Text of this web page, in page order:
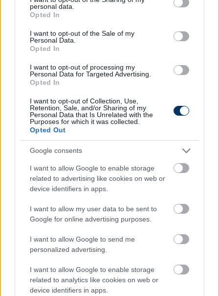
grant or deny consent to Google and its third-party tags to
use your data for below specified purposes in below Google
consent section.
personal data.
Opted In
I want to opt-out of the Sale of my
Personal Data.
Opted In
I want to opt-out of processing my
Personal Data for Targeted Advertising.
Opted In
I want to opt-out of Collection, Use,
Retention, Sale, and/or Sharing of my
Personal Data that Is Unrelated with the
Purposes for which it was collected.
Opted Out
Google consents
I want to allow Google to enable storage
related to advertising like cookies on web or
device identifiers in apps.
I want to allow my user data to be sent to
Google for online advertising purposes.
I want to allow Google to send me
personalized advertising.
I want to allow Google to enable storage
related to analytics like cookies on web or
device identifiers in apps.
tudtuk irányítani a játékot. Most ez a kezdeményező
játék meglepően az első félidőben és a másodikban
is sikerült, kivéve a mérkőzés végét. Ekkor - ahogyan
az odavágón is - beszorítottak minket, és valamikor
csak a szerencse mentett meg a góltól. Szabó János
harminchat évesen, balhátvéd létére először
játszott jobb belső védőt. Ennek ellenére
tökéletesen megoldotta a feladatát. Az egyéni
labdamegjátszásokban fejlődtünk az előző Maribor
elleni meccs óta, ezáltal folyamatosabb volt a
játékunk is. Ez annak is köszönhető, hogy már több
tétmeccs is van a srácok lábában. (
Puskás Akadémia–Arisz 0-2
A mérkőzésről ide kattintva olvashatsz bővebben!
Hornyák Zsolt (Puskás):
hogy minőségileg jó játékosokból álló csapat ellen
játszottunk, az egyik legnehezebb ellenfelet kaptuk.
mérkőzésen is, hogy kerüljük el azokat a hibákat,
amiket végül most elkövettünk. Számomra eléggé
kérdőjeles volt Colley második sárga lapja. Ott
veszítettük el a fonalat, utána nagyon gyorsan
kaptunk két hibából két gólt. Az első félidőben